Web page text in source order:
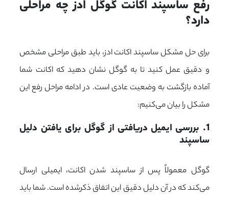
دارد؟
برای حل مشکل ساسپند اکانت ادز، باید طبق مراحلی مشخص
و دقیق عمل کنید تا به گوگل نشان دهید که اکانت شما
آماده بازگشت به وضعیت عادی است. در ادامه مراحل رفع این
مشکل را بیان می‌کنیم:
1. بررسی ایمیل دریافتی از گوگل برای یافتن دلیل
ساسپند
گوگل معمولاً پس از ساسپند شدن اکانت، ایمیلی ارسال
می‌کند که در آن دلیل دقیق این اتفاق ذکرشده است. شما باید